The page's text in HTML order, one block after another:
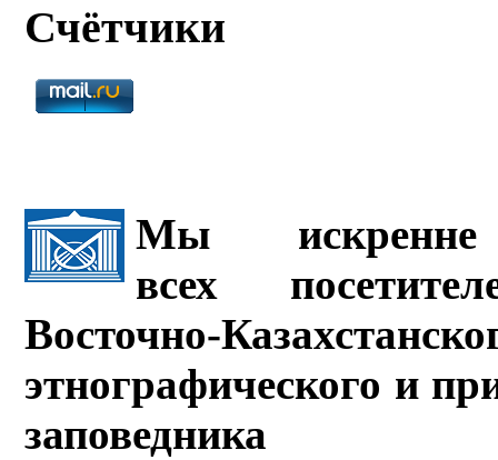
Счётчики
Мы искренне
всех
Восточно-
этнографического и
заповедника